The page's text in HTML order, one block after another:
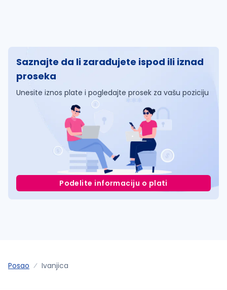
Saznajte da li zarađujete ispod ili iznad
proseka
Unesite iznos plate i pogledajte prosek za vašu poziciju
Podelite informaciju o plati
Posao Ivanjica